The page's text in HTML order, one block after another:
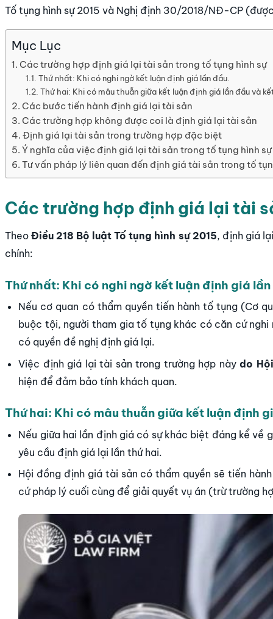
Tố tụng hình sự 2015 và Nghị định 30/2018/NĐ-CP
Mục Lục
Các trường hợp định giá lại tài sản trong tố tụng hình sự
Thứ nhất: Khi có nghi ngờ kết luận định giá lần đầu.
Thứ hai: Khi có mâu thuẫn giữa kết luận định giá lần đầu và
Các bước tiến hành định giá lại tài sản
Các trường hợp không được coi là định giá lại tài sản
Định giá lại tài sản trong trường hợp đặc biệt
Ý nghĩa của việc định giá lại tài sản trong tố tụng hình sự
Tư vấn pháp lý liên quan đến định giá tài sản trong tố
Các trường hợp định giá lại tài
TheoĐiều 218 Bộ luật Tố tụng hình sự 2015, định giá
chính:
Thứ nhất: Khi có nghi ngờ kết luận định giá
Nếu cơ quan có thẩm quyền tiến hành tố tụng (Cơ
buộc tội, người tham gia tố tụng khác có căn cứ
có quyền đề nghị định giá lại.
Việc định giá lại tài sản trong trường hợp nàydo
hiện để đảm bảo tính khách quan.
Thứ hai: Khi có mâu thuẫn giữa kết luận định
Nếu giữa hai lần định giá có sự khác biệt đáng kể
yêu cầu định giá lại lần thứ hai.
Hội đồng định giá tài sản có thẩm quyền sẽ tiến
cứ pháp lý cuối cùng để giải quyết vụ án (trừ trường